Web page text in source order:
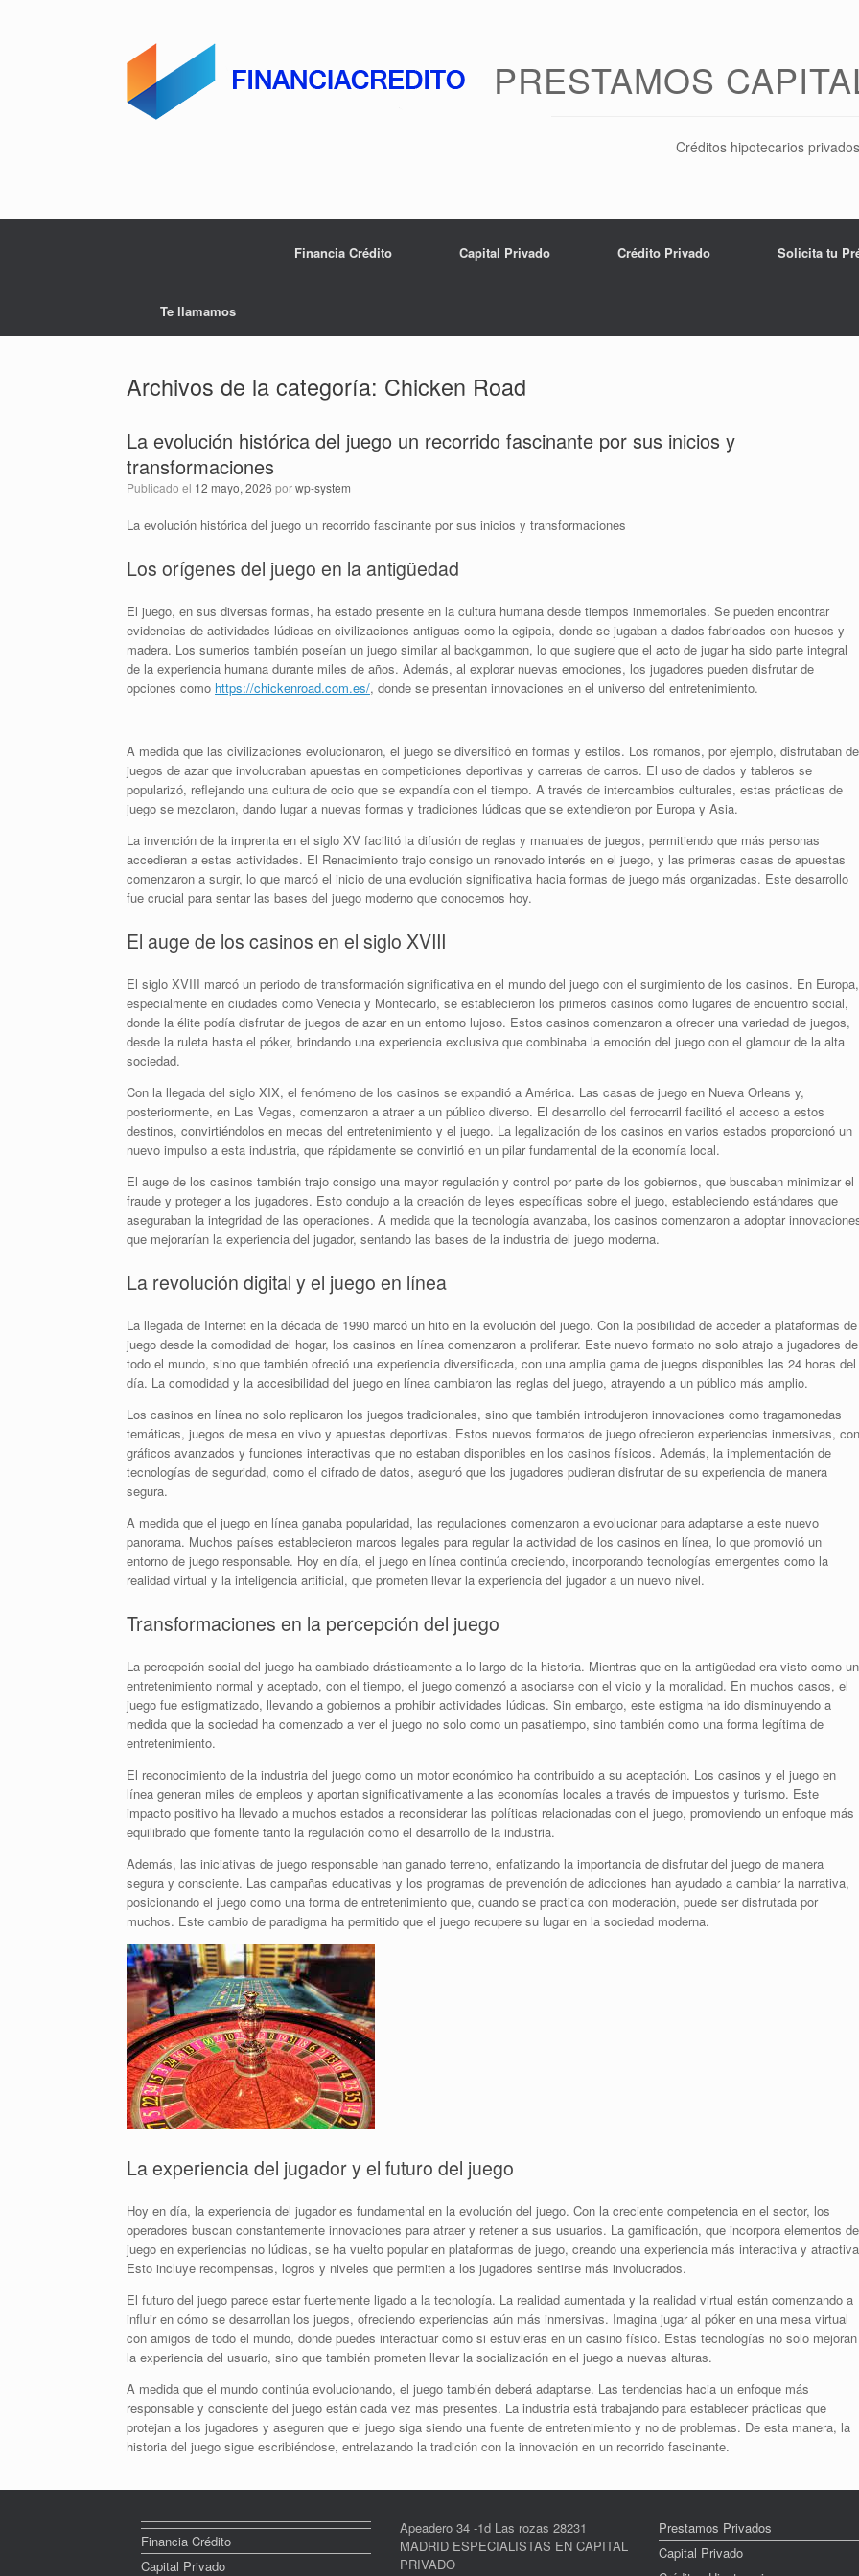
PRESTAMOS
Créditos hipotecarios privados
Financia Crédito Capital Privado Crédito Privado Solicita tu
Te llamamos
Archivos de la categoría: Chicken Road
La evolución histórica del juego un recorrido fascinante por sus inicios y
transformaciones
Publicado el 12 mayo, 2026 porwp-system
La evolución histórica del juego un recorrido fascinante por sus inicios y transformaciones
Los orígenes del juego en la antigüedad
El juego, en sus diversas formas, ha estado presente en la cultura humana desde tiempos inmemoriales. Se pueden encontrar
evidencias de actividades lúdicas en civilizaciones antiguas como la egipcia, donde se jugaban a dados fabricados con huesos y
madera. Los sumerios también poseían un juego similar al backgammon, lo que sugiere que el acto de jugar ha sido parte integral
de la experiencia humana durante miles de años. Además, al explorar nuevas emociones, los jugadores pueden disfrutar de
opciones como https://chickenroad.com.es/, donde se presentan innovaciones en el universo del entretenimiento.
A medida que las civilizaciones evolucionaron, el juego se diversificó en formas y estilos. Los romanos, por ejemplo, disfrutaban de
juegos de azar que involucraban apuestas en competiciones deportivas y carreras de carros. El uso de dados y tableros se
popularizó, reflejando una cultura de ocio que se expandía con el tiempo. A través de intercambios culturales, estas prácticas de
juego se mezclaron, dando lugar a nuevas formas y tradiciones lúdicas que se extendieron por Europa y Asia.
La invención de la imprenta en el siglo XV facilitó la difusión de reglas y manuales de juegos, permitiendo que más personas
accedieran a estas actividades. El Renacimiento trajo consigo un renovado interés en el juego, y las primeras casas de apuestas
comenzaron a surgir, lo que marcó el inicio de una evolución significativa hacia formas de juego más organizadas. Este desarrollo
fue crucial para sentar las bases del juego moderno que conocemos hoy.
El auge de los casinos en el siglo XVIII
El siglo XVIII marcó un periodo de transformación significativa en el mundo del juego con el surgimiento de los casinos. En Europa,
especialmente en ciudades como Venecia y Montecarlo, se establecieron los primeros casinos como lugares de encuentro social,
donde la élite podía disfrutar de juegos de azar en un entorno lujoso. Estos casinos comenzaron a ofrecer una variedad de juegos,
desde la ruleta hasta el póker, brindando una experiencia exclusiva que combinaba la emoción del juego con el glamour de la alta
sociedad.
Con la llegada del siglo XIX, el fenómeno de los casinos se expandió a América. Las casas de juego en Nueva Orleans y,
posteriormente, en Las Vegas, comenzaron a atraer a un público diverso. El desarrollo del ferrocarril facilitó el acceso a estos
destinos, convirtiéndolos en mecas del entretenimiento y el juego. La legalización de los casinos en varios estados proporcionó un
nuevo impulso a esta industria, que rápidamente se convirtió en un pilar fundamental de la economía local.
El auge de los casinos también trajo consigo una mayor regulación y control por parte de los gobiernos, que buscaban minimizar el
fraude y proteger a los jugadores. Esto condujo a la creación de leyes específicas sobre el juego, estableciendo estándares que
aseguraban la integridad de las operaciones. A medida que la tecnología avanzaba, los casinos comenzaron a adoptar
que mejorarían la experiencia del jugador, sentando las bases de la industria del juego moderna.
La revolución digital y el juego en línea
La llegada de Internet en la década de 1990 marcó un hito en la evolución del juego. Con la posibilidad de acceder a plataformas de
juego desde la comodidad del hogar, los casinos en línea comenzaron a proliferar. Este nuevo formato no solo atrajo a jugadores de
todo el mundo, sino que también ofreció una experiencia diversificada, con una amplia gama de juegos disponibles las 24 horas del
día. La comodidad y la accesibilidad del juego en línea cambiaron las reglas del juego, atrayendo a un público más amplio.
Los casinos en línea no solo replicaron los juegos tradicionales, sino que también introdujeron innovaciones como tragamonedas
temáticas, juegos de mesa en vivo y apuestas deportivas. Estos nuevos formatos de juego ofrecieron experiencias inmersivas, con
gráficos avanzados y funciones interactivas que no estaban disponibles en los casinos físicos. Además, la implementación de
tecnologías de seguridad, como el cifrado de datos, aseguró que los jugadores pudieran disfrutar de su experiencia de manera
segura.
A medida que el juego en línea ganaba popularidad, las regulaciones comenzaron a evolucionar para adaptarse a este nuevo
panorama. Muchos países establecieron marcos legales para regular la actividad de los casinos en línea, lo que promovió un
entorno de juego responsable. Hoy en día, el juego en línea continúa creciendo, incorporando tecnologías emergentes como la
realidad virtual y la inteligencia artificial, que prometen llevar la experiencia del jugador a un nuevo nivel.
Transformaciones en la percepción del juego
La percepción social del juego ha cambiado drásticamente a lo largo de la historia. Mientras que en la antigüedad era visto como un
entretenimiento normal y aceptado, con el tiempo, el juego comenzó a asociarse con el vicio y la moralidad. En muchos casos, el
juego fue estigmatizado, llevando a gobiernos a prohibir actividades lúdicas. Sin embargo, este estigma ha ido disminuyendo a
medida que la sociedad ha comenzado a ver el juego no solo como un pasatiempo, sino también como una forma legítima de
entretenimiento.
El reconocimiento de la industria del juego como un motor económico ha contribuido a su aceptación. Los casinos y el juego en
línea generan miles de empleos y aportan significativamente a las economías locales a través de impuestos y turismo. Este
impacto positivo ha llevado a muchos estados a reconsiderar las políticas relacionadas con el juego, promoviendo un enfoque más
equilibrado que fomente tanto la regulación como el desarrollo de la industria.
Además, las iniciativas de juego responsable han ganado terreno, enfatizando la importancia de disfrutar del juego de manera
segura y consciente. Las campañas educativas y los programas de prevención de adicciones han ayudado a cambiar la narrativa,
posicionando el juego como una forma de entretenimiento que, cuando se practica con moderación, puede ser disfrutada por
muchos. Este cambio de paradigma ha permitido que el juego recupere su lugar en la sociedad moderna.
La experiencia del jugador y el futuro del juego
Hoy en día, la experiencia del jugador es fundamental en la evolución del juego. Con la creciente competencia en el sector, los
operadores buscan constantemente innovaciones para atraer y retener a sus usuarios. La gamificación, que incorpora elementos de
juego en experiencias no lúdicas, se ha vuelto popular en plataformas de juego, creando una experiencia más interactiva y
Esto incluye recompensas, logros y niveles que permiten a los jugadores sentirse más involucrados.
El futuro del juego parece estar fuertemente ligado a la tecnología. La realidad aumentada y la realidad virtual están comenzando a
influir en cómo se desarrollan los juegos, ofreciendo experiencias aún más inmersivas. Imagina jugar al póker en una mesa virtual
con amigos de todo el mundo, donde puedes interactuar como si estuvieras en un casino físico. Estas tecnologías no solo mejoran
la experiencia del usuario, sino que también prometen llevar la socialización en el juego a nuevas alturas.
A medida que el mundo continúa evolucionando, el juego también deberá adaptarse. Las tendencias hacia un enfoque más
responsable y consciente del juego están cada vez más presentes. La industria está trabajando para establecer prácticas que
protejan a los jugadores y aseguren que el juego siga siendo una fuente de entretenimiento y no de problemas. De esta manera, la
historia del juego sigue escribiéndose, entrelazando la tradición con la innovación en un recorrido fascinante.
Financia Crédito
Capital Privado
Apeadero 34 -1d Las rozas 28231
MADRID ESPECIALISTAS EN CAPITAL
PRIVADO
Prestamos Privados
Capital Privado